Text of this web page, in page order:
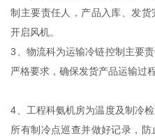
制主要责任人，产品入库、发
开启风机。
3、物流科为运输冷链控制主要
严格要求，确保发货产品运输过
4、工程科氨机房为温度及制冷
所有制冷点巡查并做好记录，